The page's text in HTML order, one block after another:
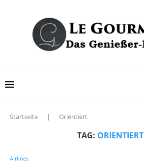
Startseite | Orientiert
TAG: ORIENTIERT
Airlines